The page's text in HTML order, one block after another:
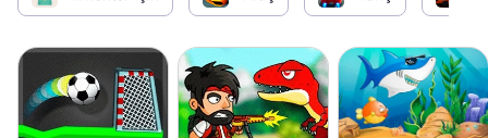
İmleci gizleme